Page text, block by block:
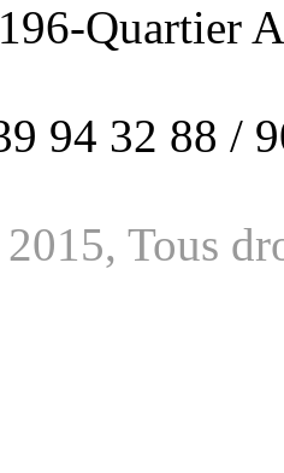
Quartier
94 32 88 /
Tous